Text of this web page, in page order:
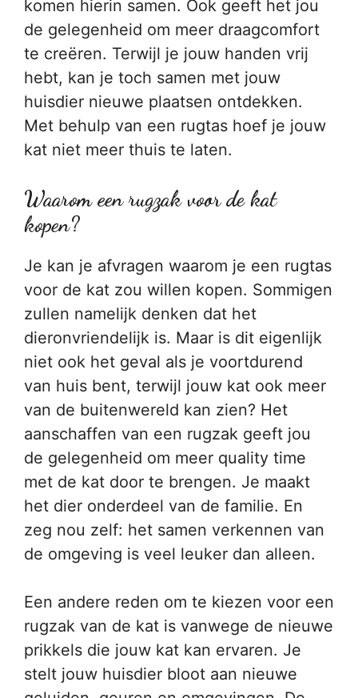
komen hierin samen. Ook geeft het jou
de gelegenheid om meer draagcomfort
te creëren. Terwijl je jouw handen vrij
hebt, kan je toch samen met jouw
huisdier nieuwe plaatsen ontdekken.
Met behulp van een rugtas hoef je jouw
kat niet meer thuis te laten.
Waarom een rugzak voor de kat
kopen?
Je kan je afvragen waarom je een rugtas
voor de kat zou willen kopen. Sommigen
zullen namelijk denken dat het
dieronvriendelijk is. Maar is dit eigenlijk
niet ook het geval als je voortdurend
van huis bent, terwijl jouw kat ook meer
van de buitenwereld kan zien? Het
aanschaffen van een rugzak geeft jou
de gelegenheid om meer quality time
met de kat door te brengen. Je maakt
het dier onderdeel van de familie. En
zeg nou zelf: het samen verkennen van
de omgeving is veel leuker dan alleen.
Een andere reden om te kiezen voor een
rugzak van de kat is vanwege de nieuwe
prikkels die jouw kat kan ervaren. Je
stelt jouw huisdier bloot aan nieuwe